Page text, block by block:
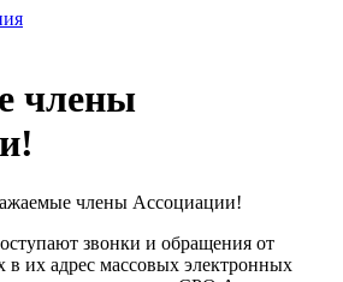
члены
члены Ассоциации!
звонки и обращения от
их адрес массовых электронных